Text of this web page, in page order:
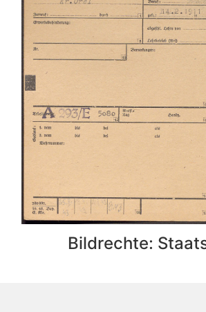
Bildrechte: